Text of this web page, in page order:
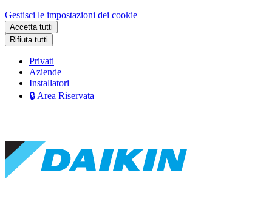
Gestisci le impostazioni dei cookie
Accetta tutti
Rifiuta tutti
Privati
Aziende
Installatori
🔒 Area Riservata